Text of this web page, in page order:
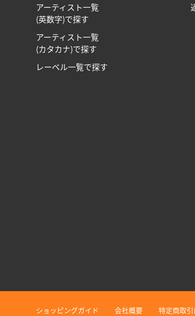
アーティスト一覧
(英数字)で探す
アーティスト一覧
(カタカナ)で探す
レーベル一覧で探す
ショッピングガイド 会社概要 特定商取